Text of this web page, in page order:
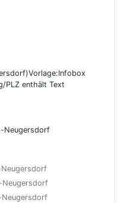
PLZ enthält Text
Neugersdorf
Neugersdorf
Neugersdorf